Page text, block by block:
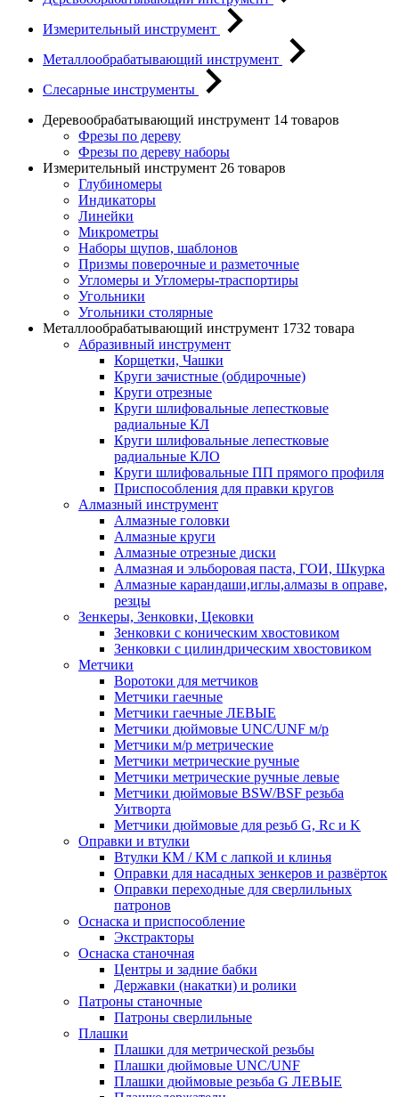
Измерительный инструмент
Металлообрабатывающий инструмент
Слесарные инструменты
Деревообрабатывающий инструмент 14 товаров
Фрезы по дереву
Фрезы по дереву наборы
Измерительный инструмент 26 товаров
Глубиномеры
Индикаторы
Линейки
Микрометры
Наборы щупов, шаблонов
Призмы поверочные и разметочные
Угломеры и Угломеры-траспортиры
Угольники
Угольники столярные
Металлообрабатывающий инструмент 1732 товара
Абразивный инструмент
Корщетки, Чашки
Круги зачистные (обдирочные)
Круги отрезные
Круги шлифовальные лепестковые
радиальные КЛ
Круги шлифовальные лепестковые
радиальные КЛО
Круги шлифовальные ПП прямого профиля
Приспособления для правки кругов
Алмазный инструмент
Алмазные головки
Алмазные круги
Алмазные отрезные диски
Алмазная и эльборовая паста, ГОИ, Шкурка
Алмазные карандаши,иглы,алмазы в оправе,
резцы
Зенкеры, Зенковки, Цековки
Зенковки с коническим хвостовиком
Зенковки с цилиндрическим хвостовиком
Метчики
Воротоки для метчиков
Метчики гаечные
Метчики гаечные ЛЕВЫЕ
Метчики дюймовые UNC/UNF м/р
Метчики м/р метрические
Метчики метрические ручные
Метчики метрические ручные левые
Метчики дюймовые BSW/BSF резьба
Уитворта
Метчики дюймовые для резьб G, Rc и K
Оправки и втулки
Втулки КМ / КМ с лапкой и клинья
Оправки для насадных зенкеров и развёрток
Оправки переходные для сверлильных
патронов
Оснаска и приспособление
Экстракторы
Оснаска станочная
Центры и задние бабки
Державки (накатки) и ролики
Патроны станочные
Патроны сверлильные
Плашки
Плашки для метрической резьбы
Плашки дюймовые UNC/UNF
Плашки дюймовые резьба G ЛЕВЫЕ